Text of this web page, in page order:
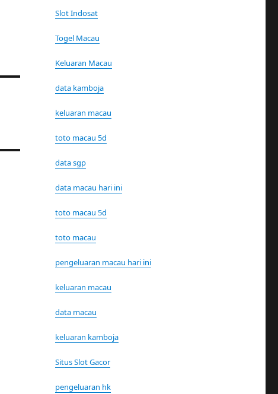
Slot Indosat
Togel Macau
Keluaran Macau
data kamboja
keluaran macau
toto macau 5d
data sgp
data macau hari ini
toto macau 5d
toto macau
pengeluaran macau hari ini
keluaran macau
data macau
keluaran kamboja
Situs Slot Gacor
pengeluaran hk